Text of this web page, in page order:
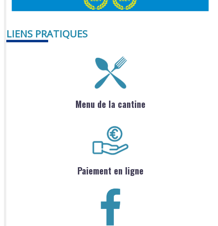
LIENS PRATIQUES
Menu de la cantine
Paiement en ligne